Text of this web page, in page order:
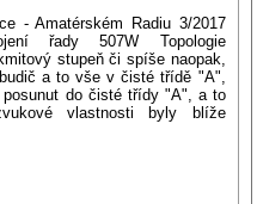
- Amatérském Radiu 3/2017
řady 507W Topologie
stupeň či spíše naopak,
a to vše v čisté třídě "A",
do čisté třídy "A", a to
vlastnosti byly blíže